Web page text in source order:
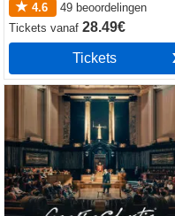
4.6
49 beoordelingen
Ticketsvanaf28.49€
Tickets
Witness for the Prosecution
by Agatha Christie